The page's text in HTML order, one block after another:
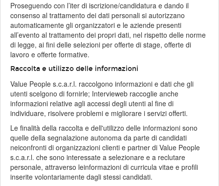
Proseguendo con l’iter di iscrizione/candidatura e dando il
consenso al trattamento dei dati personali si autorizzano
automaticamente gli organizzatori e le aziende presenti
all’evento al trattamento dei propri dati, nel rispetto delle norme
di legge, ai fini delle selezioni per offerte di stage, offerte di
lavoro e offerte formative.
Raccolta e utilizzo delle informazioni
Value People s.c.a.r.l. raccolgono informazioni e dati che gli
utenti scelgono di fornirle; Intervieweb raccoglie anche
informazioni relative agli accessi degli utenti al fine di
individuare, risolvere problemi e migliorare i servizi offerti.
Le finalità della raccolta e dell'utilizzo delle informazioni sono
quelle della segnalazione autonoma da parte di candidati
neiconfronti di organizzazioni clienti e partner di Value People
s.c.a.r.l. che sono interessate a selezionare e a reclutare
personale, attraverso leinformazioni di curricula vitae e profili
inserite volontariamente dagli stessi candidati.